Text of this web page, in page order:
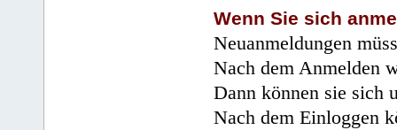
Wenn Sie sich
Neuanmeldungen
Nach dem Anmelden
Dann können sie sich
Nach dem Einloggen